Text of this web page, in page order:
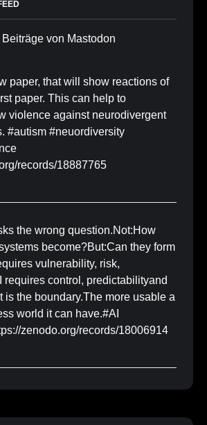
von Mastodon
paper, that will show reactions of
paper. This can help to
violence against neurodivergent
#autism #neuordiversity
records/18887765
the wrong question.Not:How
become?But:Can they form
vulnerability, risk,
requires control, predictabilityand
is the boundary.The more usable a
world it can have.#AI
zenodo.org/records/18006914